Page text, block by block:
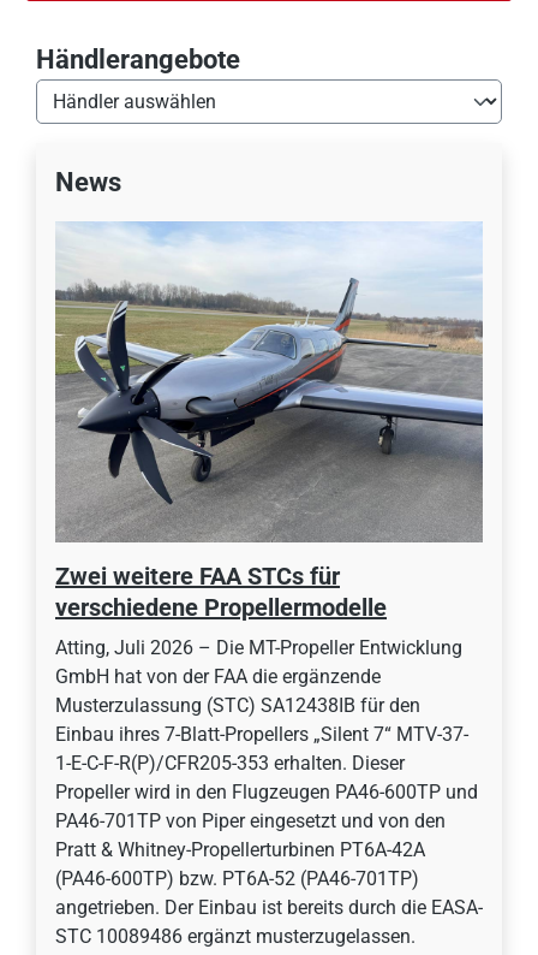
Händlerangebote
News
Zwei weitere FAA STCs für
verschiedene Propellermodelle
Atting, Juli 2026 – Die MT-Propeller Entwicklung
GmbH hat von der FAA die ergänzende
Musterzulassung (STC) SA12438IB für den
Einbau ihres 7-Blatt-Propellers „Silent 7“ MTV-37-
1-E-C-F-R(P)/CFR205-353 erhalten. Dieser
Propeller wird in den Flugzeugen PA46-600TP und
PA46-701TP von Piper eingesetzt und von den
Pratt & Whitney-Propellerturbinen PT6A-42A
(PA46-600TP) bzw. PT6A-52 (PA46-701TP)
angetrieben. Der Einbau ist bereits durch die EASA-
STC 10089486 ergänzt musterzugelassen.